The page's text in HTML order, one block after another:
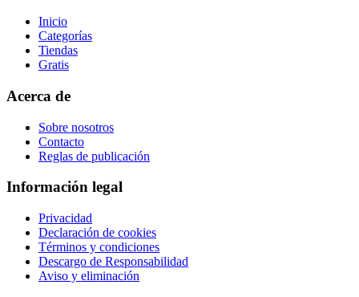
Inicio
Categorías
Tiendas
Gratis
Acerca de
Sobre nosotros
Contacto
Reglas de publicación
Información legal
Privacidad
Declaración de cookies
Términos y condiciones
Descargo de Responsabilidad
Aviso y eliminación